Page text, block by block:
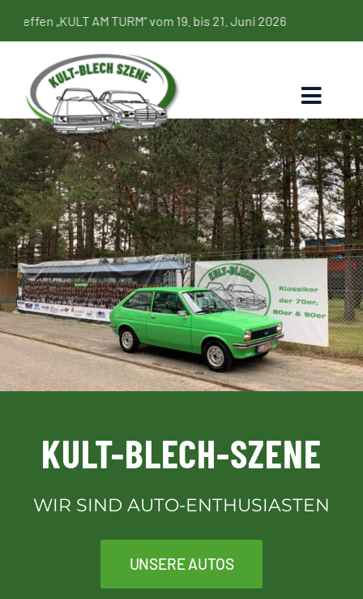
Inhalt
springen
AM TURM“ vom 19. bis 21. Juni 2026
Home
Termine
Bildergalerie
Kultbleche
Blog
Kontakt
Kult-Blech-Shop für Vereinsmitglieder
KULT-BLECH-SZENE
WIR SIND AUTO-ENTHUSIASTEN
UNSERE AUTOS